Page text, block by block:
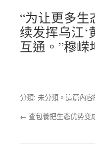
“为让更多
续发挥乌江
互通。”穆嵘
分類: 未分類。這篇內容
← 查包養把生态优势变